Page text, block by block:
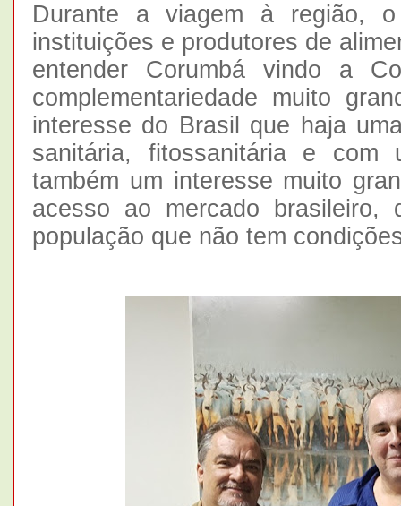
Durante a viagem à região,
instituições e produtores de
entender Corumbá vindo a
complementariedade muito
interesse do Brasil que haja
sanitária, fitossanitária e
também um interesse muito
acesso ao mercado
população que não tem